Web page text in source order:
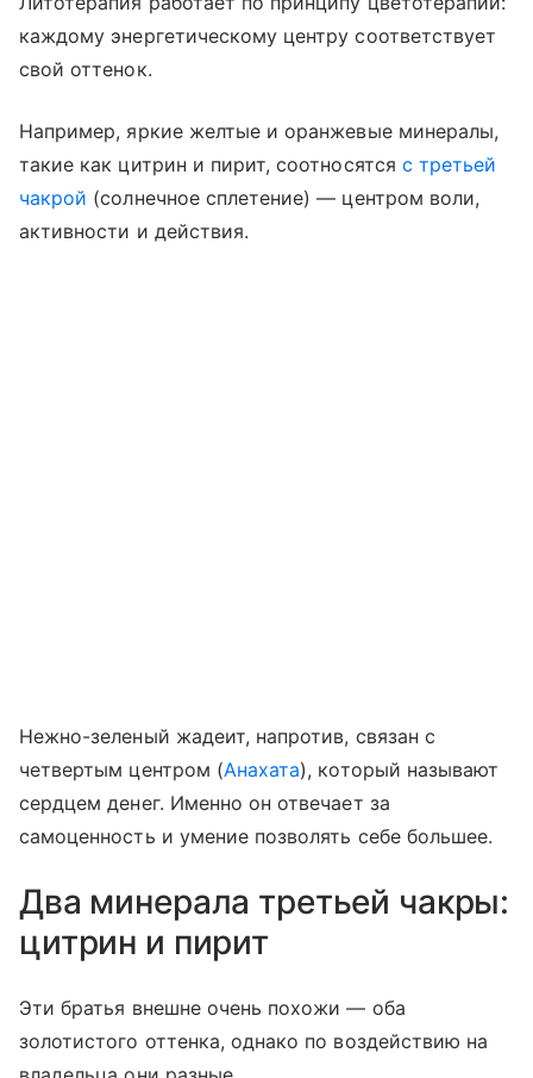
каждому энергетическому центру соответствует
свой оттенок.
Например, яркие желтые и оранжевые минералы,
такие как цитрин и пирит, соотносятся с третьей
чакрой (солнечное сплетение) — центром воли,
активности и действия.
Нежно-зеленый жадеит, напротив, связан с
четвертым центром (Анахата), который называют
сердцем денег. Именно он отвечает за
самоценность и умение позволять себе большее.
Два минерала третьей чакры:
цитрин и пирит
Эти братья внешне очень похожи — оба
золотистого оттенка, однако по воздействию на